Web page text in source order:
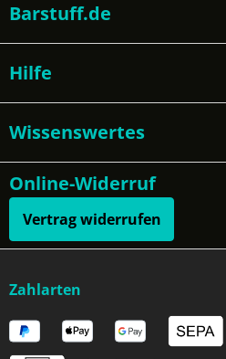
Barstuff.de
Hilfe
Wissenswertes
Online-Widerruf
Vertrag widerrufen
Zahlarten